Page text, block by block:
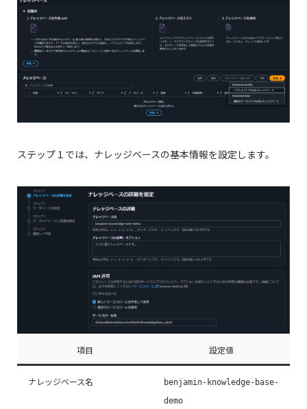
ステップ１では、ナレッジベースの基本情報を設定します。
項目 設定値
ナレッジベース名
benjamin-knowledge-base-
demo